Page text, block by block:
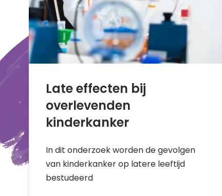
Late effecten bij
overlevenden
kinderkanker
In dit onderzoek worden de gevolgen
van kinderkanker op latere leeftijd
bestudeerd